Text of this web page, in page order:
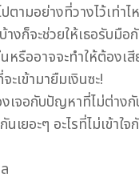
ามอย่างที่วางไว้เท่า
งก็จะช่วยให้เธอรับมื
รืออาจจะทำให้ต้องเ
เข้ามายืมเงินซะ!
เจอกับปัญหาที่ไม่ต่าง
อะๆ อะไรที่ไม่เข้าใ